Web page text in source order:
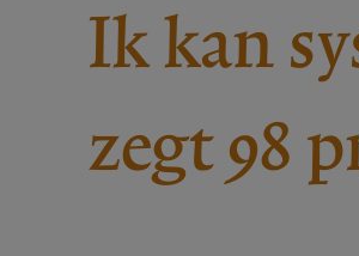
Ik kan
zegt 98